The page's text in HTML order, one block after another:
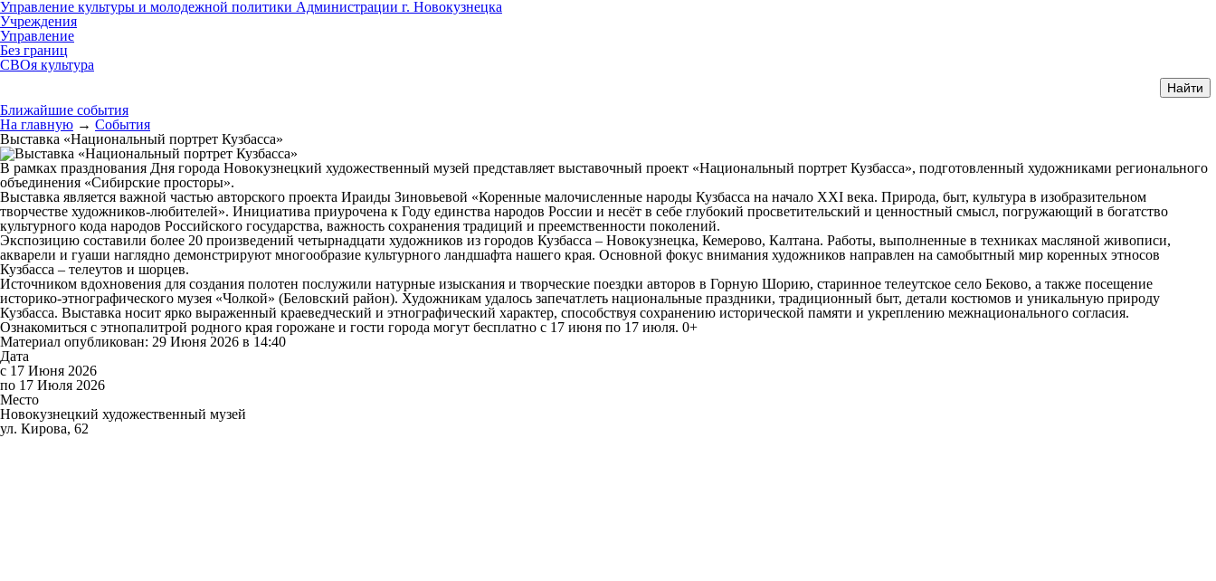
Управление культуры и молодежной политики Администрации г. Новокузнецка
Учреждения
Управление
Без границ
СВОя культура
Ближайшие события
На главную → События
Выставка «Национальный портрет Кузбасса»
В рамках празднования Дня города Новокузнецкий художественный музей представляет выставочный проект «Национальный портрет Кузбасса», подготовленный художниками регионального
объединения «Сибирские просторы».
Выставка является важной частью авторского проекта Ираиды Зиновьевой «Коренные малочисленные народы Кузбасса на начало XXI века. Природа, быт, культура в изобразительном
творчестве художников-любителей». Инициатива приурочена к Году единства народов России и несёт в себе глубокий просветительский и ценностный смысл, погружающий в богатство
культурного кода народов Российского государства, важность сохранения традиций и преемственности поколений.
Экспозицию составили более 20 произведений четырнадцати художников из городов Кузбасса – Новокузнецка, Кемерово, Калтана. Работы, выполненные в техниках масляной живописи,
акварели и гуаши наглядно демонстрируют многообразие культурного ландшафта нашего края. Основной фокус внимания художников направлен на самобытный мир коренных этносов
Кузбасса – телеутов и шорцев.
Источником вдохновения для создания полотен послужили натурные изыскания и творческие поездки авторов в Горную Шорию, старинное телеутское село Беково, а также посещение
историко-этнографического музея «Чолкой» (Беловский район). Художникам удалось запечатлеть национальные праздники, традиционный быт, детали костюмов и уникальную природу
Кузбасса. Выставка носит ярко выраженный краеведческий и этнографический характер, способствуя сохранению исторической памяти и укреплению межнационального согласия.
Ознакомиться с этнопалитрой родного края горожане и гости города могут бесплатно с 17 июня по 17 июля. 0+
Материал опубликован: 29 Июня 2026 в 14:40
Дата
с 17 Июня 2026
по 17 Июля 2026
Место
Новокузнецкий художественный музей
ул. Кирова, 62